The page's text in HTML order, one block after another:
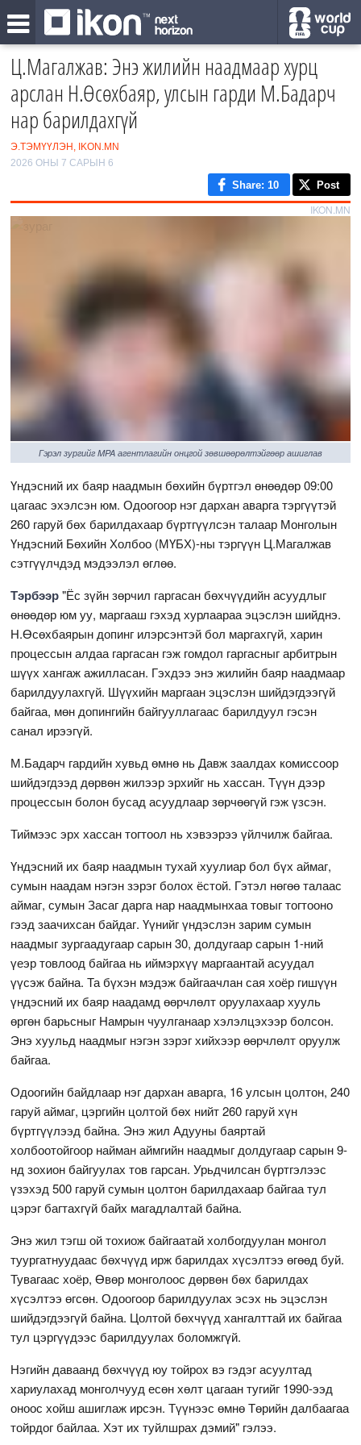
Ц.Магалжав: Энэ жилийн наадмаар хурц
арслан Н.Өсөхбаяр, улсын гарди М.Бадарч
нар барилдахгүй
Э.ТЭМҮҮЛЭН, IKON.MN
2026 ОНЫ 7 САРЫН 6
Share: 10 Post
IKON.MN
Гэрэл зургийг MPA агентлагийн онцгой зөвшөөрөлтэйгөөр ашиглав
Үндэсний их баяр наадмын бөхийн бүртгэл өнөөдөр 09:00
цагаас эхэлсэн юм. Одоогоор нэг дархан аварга тэргүүтэй
260 гаруй бөх барилдахаар бүртгүүлсэн талаар Монголын
Үндэсний Бөхийн Холбоо (МҮБХ)-ны тэргүүн Ц.Магалжав
сэтгүүлчдэд мэдээлэл өглөө.
Тэрбээр"Ёс зүйн зөрчил гаргасан бөхчүүдийн асуудлыг
өнөөдөр юм уу, маргааш гэхэд хурлаараа эцэслэн шийднэ.
Н.Өсөхбаярын допинг илэрсэнтэй бол маргахгүй, харин
процессын алдаа гаргасан гэж гомдол гаргасныг арбитрын
шүүх хангаж ажилласан. Гэхдээ энэ жилийн баяр наадмаар
барилдуулахгүй. Шүүхийн маргаан эцэслэн шийдэгдээгүй
байгаа, мөн допингийн байгууллагаас барилдуул гэсэн
санал ирээгүй.
М.Бадарч гардийн хувьд өмнө нь Давж заалдах комиссоор
шийдэгдээд дөрвөн жилээр эрхийг нь хассан. Түүн дээр
процессын болон бусад асуудлаар зөрчөөгүй гэж үзсэн.
Тиймээс эрх хассан тогтоол нь хэвээрээ үйлчилж байгаа.
Үндэсний их баяр наадмын тухай хуулиар бол бүх аймаг,
сумын наадам нэгэн зэрэг болох ёстой. Гэтэл нөгөө талаас
аймаг, сумын Засаг дарга нар наадмынхаа товыг тогтооно
гээд заачихсан байдаг. Үүнийг үндэслэн зарим сумын
наадмыг зургаадугаар сарын 30, долдугаар сарын 1-ний
үеэр товлоод байгаа нь иймэрхүү маргаантай асуудал
үүсэж байна. Та бүхэн мэдэж байгаачлан сая хоёр гишүүн
үндэсний их баяр наадамд өөрчлөлт оруулахаар хууль
өргөн барьсныг Намрын чуулганаар хэлэлцэхээр болсон.
Энэ хуульд наадмыг нэгэн зэрэг хийхээр өөрчлөлт оруулж
байгаа.
Одоогийн байдлаар нэг дархан аварга, 16 улсын цолтон, 240
гаруй аймаг, цэргийн цолтой бөх нийт 260 гаруй хүн
бүртгүүлээд байна. Энэ жил Адууны баяртай
холбоотойгоор найман аймгийн наадмыг долдугаар сарын 9-
нд зохион байгуулах тов гарсан. Урьдчилсан бүртгэлээс
үзэхэд 500 гаруй сумын цолтон барилдахаар байгаа тул
цэрэг багтахгүй байх магадлалтай байна.
Энэ жил тэгш ой тохиож байгаатай холбогдуулан монгол
туургатнуудаас бөхчүүд ирж барилдах хүсэлтээ өгөөд буй.
Тувагаас хоёр, Өвөр монголоос дөрвөн бөх барилдах
хүсэлтээ өгсөн. Одоогоор барилдуулах эсэх нь эцэслэн
шийдэгдээгүй байна. Цолтой бөхчүүд хангалттай их байгаа
тул цэргүүдээс барилдуулах боломжгүй.
Нэгийн даваанд бөхчүүд юу тойрох вэ гэдэг асуултад
хариулахад монголчууд есөн хөлт цагаан тугийг 1990-ээд
оноос хойш ашиглаж ирсэн. Түүнээс өмнө Төрийн далбаагаа
тойрдог байлаа. Хэт их туйлшрах дэмий" гэлээ.